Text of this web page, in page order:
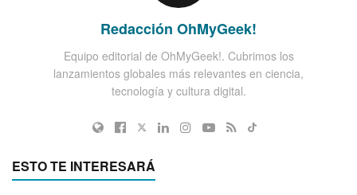
Redacción OhMyGeek!
Equipo editorial de OhMyGeek!. Cubrimos los
lanzamientos globales más relevantes en ciencia,
tecnología y cultura digital.
ESTO TE INTERESARÁ